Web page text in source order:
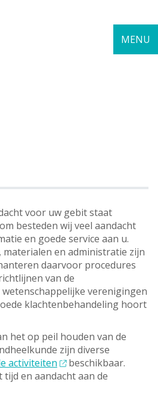
MENU
voor uw gebit staat
besteden wij veel aandacht
en goede service aan u.
materialen en administratie zijn
daarvoor procedures
van de
verenigingen
klachtenbehandeling hoort
het op peil houden van de
zijn diverse
activiteiten
beschikbaar.
en aandacht aan de